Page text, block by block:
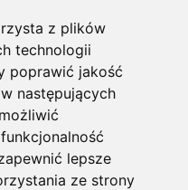
z plików
technologii
poprawić jakość
następujących
lepsze
ze strony